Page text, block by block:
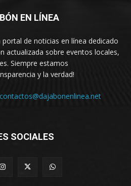
EN LÍNEA
de noticias en línea dedicado
actualizada sobre eventos locales,
Siempre estamos
y la verdad!
contactos@dajabonenlinea.net
SOCIALES